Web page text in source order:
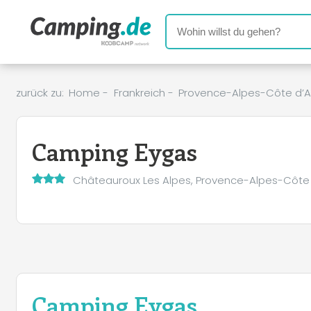
zurück zu: Home - Frankreich - Provence-Alpes-Côte
Camping Eygas
Châteauroux Les Alpes, Provence-Alpes-Côte